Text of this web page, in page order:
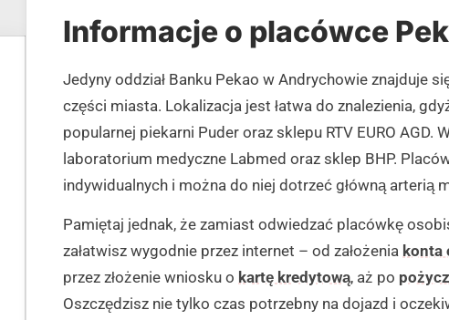
Informacje o placówce
Jedyny oddział Banku Pekao w Andrychowie znajduje
części miasta. Lokalizacja jest łatwa do znalezienia,
popularnej piekarni Puder oraz sklepu RTV EURO AGD.
laboratorium medyczne Labmed oraz sklep BHP.
indywidualnych i można do niej dotrzeć główną arterią
Pamiętaj jednak, że zamiast odwiedzać placówkę
załatwisz wygodnie przez internet – od założenia konta
przez złożenie wniosku o kartę kredytową, aż po
Oszczędzisz nie tylko czas potrzebny na dojazd i